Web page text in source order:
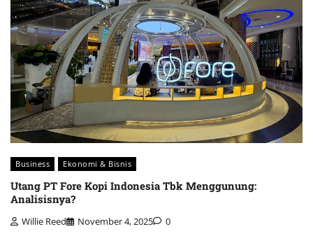
Business Ekonomi & Bisnis
Utang PT Fore Kopi Indonesia Tbk Menggunung:
Analisisnya?
Willie Reed November 4, 2025 0